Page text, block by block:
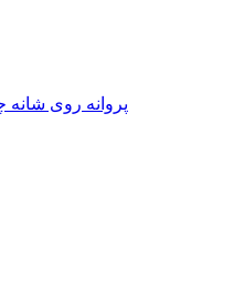
پروانه روی